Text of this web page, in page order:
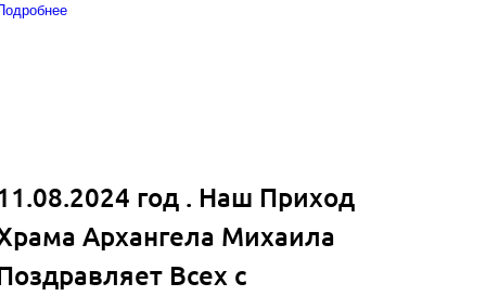
год . Наш Приход
Архангела Михаила
Всех с